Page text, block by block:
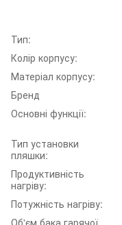
Тип:
Колір корпусу:
Матеріал корпусу:
Бренд
Основні функції:
Тип установки
пляшки:
Продуктивність
нагріву:
Потужність нагріву: